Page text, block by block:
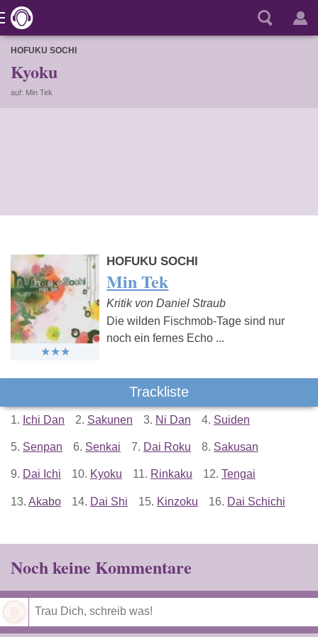
HOFUKU SOCHI
Kyoku
auf: Min Tek
HOFUKU SOCHI
Min Tek
Kritik von Daniel Straub
Die wilden Fischmob-Tage sind nur
noch ein fernes Echo ...
Trackliste
1. Ichi Dan 2. Sakunen 3. Ni Dan 4. Suiden
5. Senpan 6. Senkai 7. Dai Roku 8. Sakusan
9. Dai Ichi 10. Kyoku 11. Rinkaku 12. Tengai
13. Akabo 14. Dai Shi 15. Kinzoku 16. Dai Schichi
Noch keine Kommentare